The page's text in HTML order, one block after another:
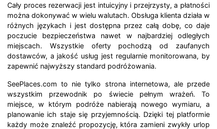
Cały proces rezerwacji jest intuicyjny i przejrzysty, a płatności
można dokonywać w wielu walutach. Obsługa klienta działa w
różnych językach i jest dostępna przez całą dobę, co daje
poczucie bezpieczeństwa nawet w najbardziej odległych
miejscach. Wszystkie oferty pochodzą od zaufanych
dostawców, a jakość usług jest regularnie monitorowana, by
zapewnić najwyższy standard podróżowania.
SeePlaces.com to nie tylko strona internetowa, ale przede
wszystkim przewodnik po świecie pełnym wrażeń. To
miejsce, w którym podróże nabierają nowego wymiaru, a
planowanie ich staje się przyjemnością. Dzięki tej platformie
każdy może znaleźć propozycję, która zamieni zwykły urlop